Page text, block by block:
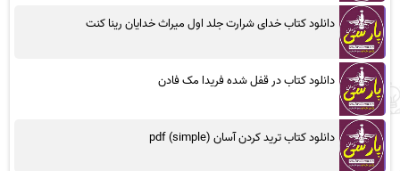
دانلود کتاب خدای شرارت جلد اول میراث خدایان رینا کنت
دانلود کتاب در قفل شده فریدا مک فادن
دانلود کتاب ترید کردن آسان (simple) pdf